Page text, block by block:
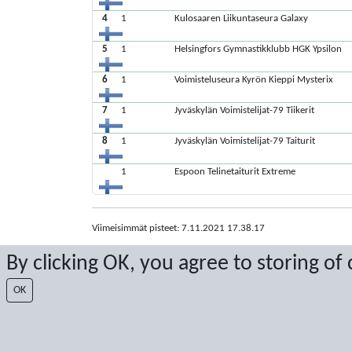
By clicking OK, you agree to storing
OK
4 1 Kulosaaren Liikuntaseura Galaxy
5 1 Helsingfors Gymnastikklubb HGK Ypsilon
6 1 Voimisteluseura Kyrön Kieppi Mysterix
7 1 Jyväskylän Voimistelijat-79 Tiikerit
8 1 Jyväskylän Voimistelijat-79 Taiturit
1 Espoon Telinetaiturit Extreme
Viimeisimmät pisteet: 7.11.2021 17.38.17
Score by Sport Event Systems www.sporteventsystems.se